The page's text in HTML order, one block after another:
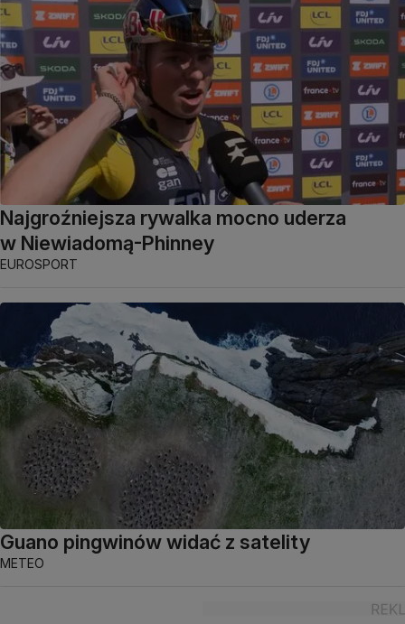
Najgroźniejsza rywalka mocno uderza
w Niewiadomą-Phinney
EUROSPORT
Guano pingwinów widać z satelity
METEO